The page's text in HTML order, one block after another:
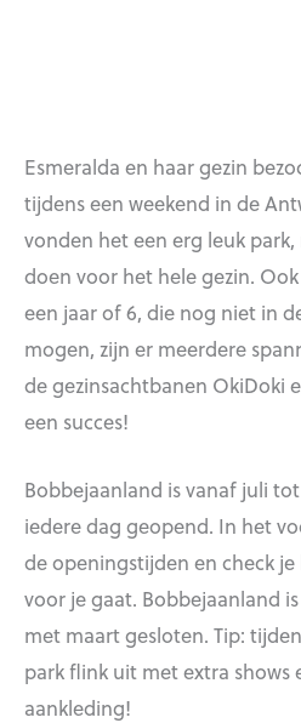
Esmeralda en haar gezin
tijdens een weekend in de
vonden het een erg leuk
doen voor het hele gezin.
een jaar of 6, die nog niet in
mogen, zijn er meerdere
de gezinsachtbanen OkiDoki
een succes!
Bobbejaanland is vanaf juli
iedere dag geopend. In het
de openingstijden en check
voor je gaat. Bobbejaanland
met maart gesloten. Tip:
park flink uit met extra shows
aankleding!